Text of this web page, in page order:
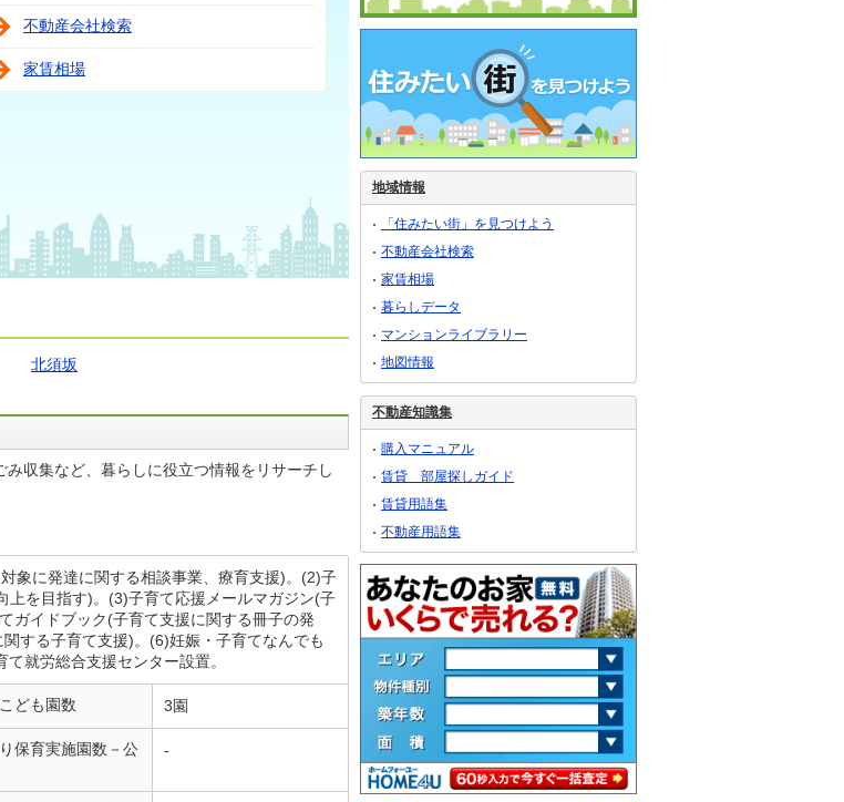
不動産会社検索
家賃相場
北須坂
収集など、暮らしに役立つ情報をリサーチし
象に発達に関する相談事業、療育支援)。(2)子
上を目指す)。(3)子育て応援メールマガジン(子
ガイドブック(子育て支援に関する冊子の発
する子育て支援)。(6)妊娠・子育てなんでも
就労総合支援センター設置。
ども園数 3園
保育実施園数－公
-
地域情報
「住みたい街」を見つけよう
不動産会社検索
家賃相場
暮らしデータ
マンションライブラリー
地図情報
不動産知識集
購入マニュアル
賃貸 部屋探しガイド
賃貸用語集
不動産用語集